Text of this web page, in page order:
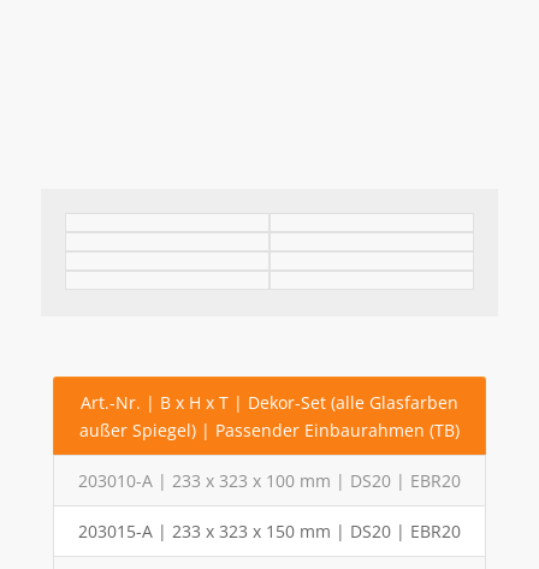
Art.-Nr. | B x H x T | Dekor-Set (alle Glasfarben
außer Spiegel) | Passender Einbaurahmen (TB)
203010-A | 233 x 323 x 100 mm | DS20 | EBR20
203015-A | 233 x 323 x 150 mm | DS20 | EBR20